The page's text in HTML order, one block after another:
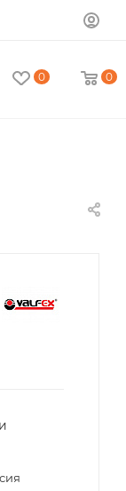
0 0